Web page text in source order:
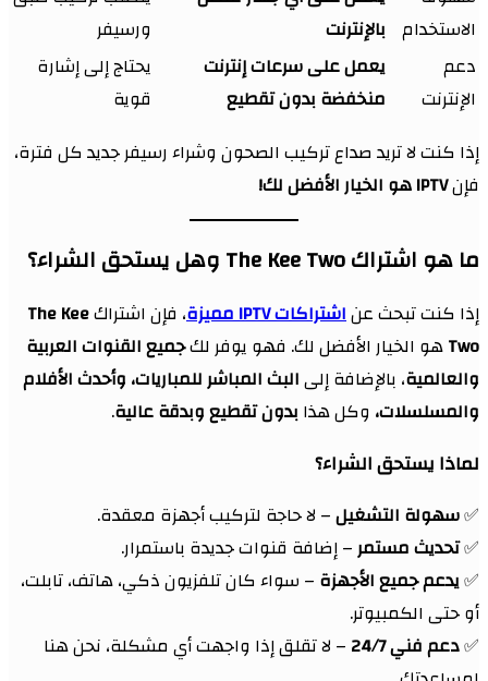
الاستخدام بالإنترنت
ورسيفر
دعم
الإنترنت
يعمل على سرعات إنترنت
منخفضة بدون تقطيع
يحتاج إلى إشارة
قوية
إذا كنت لا تريد صداع تركيب الصحون وشراء رسيفر جديد كل فترة،
فإنIPTV هو الخيار الأفضل لك!
ما هو اشتراك The Kee Two وهل يستحق الشراء؟
إذا كنت تبحث عناشتراكات IPTV مميزة ، فإن اشتراكThe Kee
Twoهو الخيار الأفضل لك. فهو يوفر لكجميع القنوات العربية
والعالمية، بالإضافة إلىالبث المباشر للمباريات، وأحدث الأفلام
والمسلسلات، وكل هذابدون تقطيع وبدقة عالية.
لماذا يستحق الشراء؟
✅سهولة التشغيل– لا حاجة لتركيب أجهزة معقدة.
✅تحديث مستمر– إضافة قنوات جديدة باستمرار.
✅يدعم جميع الأجهزة – سواء كان تلفزيون ذكي، هاتف، تابلت،
أو حتى الكمبيوتر.
✅دعم فني 24/7
– لا تقلق إذا واجهت أي مشكلة، نحن هنا